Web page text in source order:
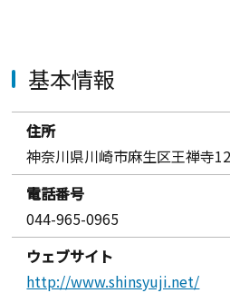
基本情報
住所
神奈川県川崎市麻生区王禅寺
電話番号
044-965-0965
ウェブサイト
http://www.shinsyuji.net/